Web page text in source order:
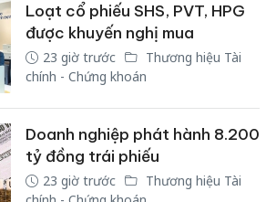
Loạt cổ phiếu SHS, PVT, HPG
được khuyến nghị mua
23 giờ trước
Thương hiệu Tài
chính - Chứng khoán
Doanh nghiệp phát hành 8.200
tỷ đồng trái phiếu
23 giờ trước
Thương hiệu Tài